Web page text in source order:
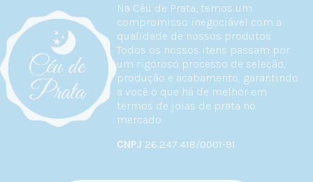
Na Céu de Prata, temos um
compromisso inegociável com a
qualidade de nossos produtos.
Todos os nossos itens passam por
um rigoroso processo de seleção,
produção e acabamento, garantindo
a você o que há de melhor em
termos de joias de prata no
mercado.
CNPJ 26.247.418/0001-91